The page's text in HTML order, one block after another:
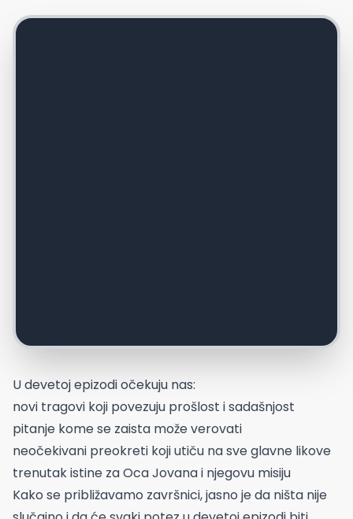
U devetoj epizodi očekuju nas:
novi tragovi koji povezuju prošlost i sadašnjost
pitanje kome se zaista može verovati
neočekivani preokreti koji utiču na sve glavne likove
trenutak istine za Oca Jovana i njegovu misiju
Kako se približavamo završnici, jasno je da ništa nije